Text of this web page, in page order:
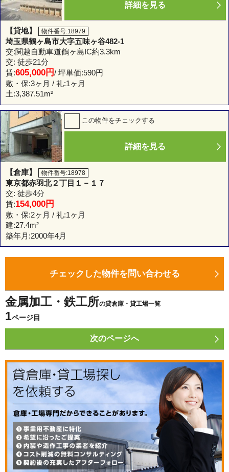
詳細を見る
【貸地】 物件番号:18979
埼玉県鶴ヶ島市大字五味ヶ谷482-1
交:関越自動車道鶴ヶ島IC約3.3km
交: 徒歩21分
賃:605,000円/ 坪単価:590円
敷・保:3ヶ月 / 礼:1ヶ月
土:3,387.51m²
この物件をチェックする
詳細を見る
【倉庫】 物件番号:18978
東京都赤羽北２丁目１－１７
交: 徒歩4分
賃:154,000円
敷・保:2ヶ月 / 礼:1ヶ月
建:27.4m²
築年月:2000年4月
チェックした物件を問い合わせる
金属加工・鉄工所の貸倉庫・貸工場一覧
1ページ目
次のページへ